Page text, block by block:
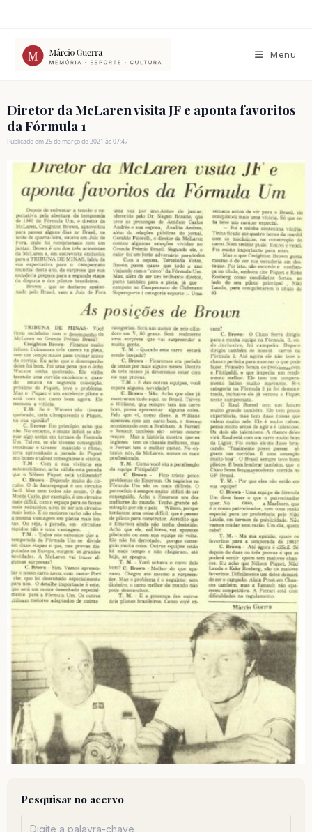
conteúdo
Menu
Diretor da McLaren visita JF e aponta favoritos
da Fórmula 1
Publicado em 25 de março de 2021 às 07:47
Pesquisar no acervo